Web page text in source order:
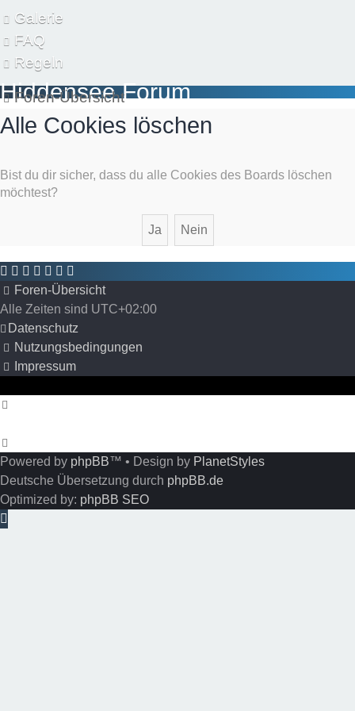
Galerie
FAQ
Regeln
Hiddensee Forum
Die Online-Community für Inselliebhaber
Foren-Übersicht
Alle Cookies löschen
Bist du dir sicher, dass du alle Cookies des Boards löschen
möchtest?
Foren-Übersicht
Alle Zeiten sind UTC+02:00
Datenschutz
Nutzungsbedingungen
Impressum
Powered by phpBB™ • Design by PlanetStyles
Deutsche Übersetzung durch phpBB.de
Optimized by: phpBB SEO